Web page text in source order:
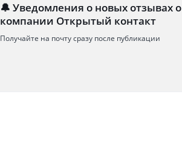
🔔 Уведомления о новых отзывах о
компании Открытый контакт
Получайте на почту сразу после публикации